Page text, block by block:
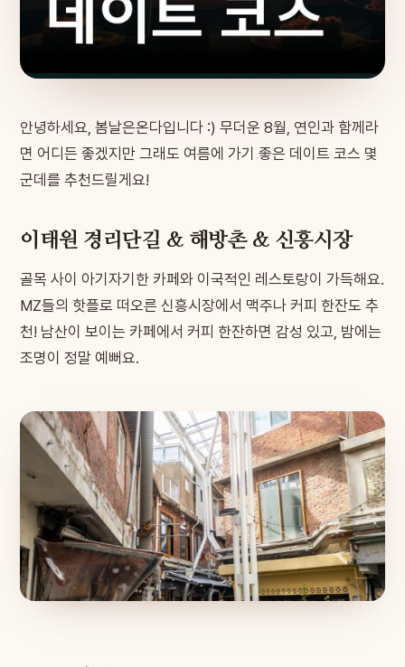
안녕하세요, 봄날은온다입니다 :) 무더운 8월, 연인과 함께라
면 어디든 좋겠지만 그래도 여름에 가기 좋은 데이트 코스 몇
군데를 추천드릴게요!
이태원 경리단길 & 해방촌 & 신흥시장
골목 사이 아기자기한 카페와 이국적인 레스토랑이 가득해요.
MZ들의 핫플로 떠오른 신흥시장에서 맥주나 커피 한잔도 추
천! 남산이 보이는 카페에서 커피 한잔하면 감성 있고, 밤에는
조명이 정말 예뻐요.